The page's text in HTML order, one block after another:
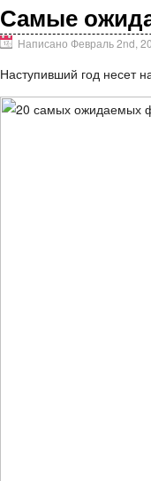
Самые
Написано Февраль 2nd,
Наступивший год несет